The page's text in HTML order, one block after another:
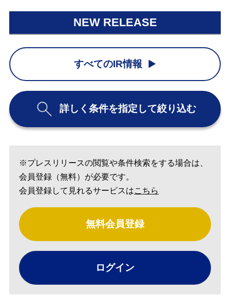
NEW RELEASE
すべてのIR情報
詳しく条件を指定して絞り込む
※プレスリリースの閲覧や条件検索をする場合は、
会員登録（無料）が必要です。
会員登録して見れるサービスはこちら
無料会員登録
ログイン